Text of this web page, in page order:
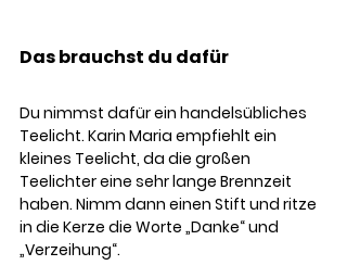
Das brauchst du dafür
Du nimmst dafür ein handelsübliches
Teelicht. Karin Maria empfiehlt ein
kleines Teelicht, da die großen
Teelichter eine sehr lange Brennzeit
haben. Nimm dann einen Stift und ritze
in die Kerze die Worte „Danke“ und
„Verzeihung“.